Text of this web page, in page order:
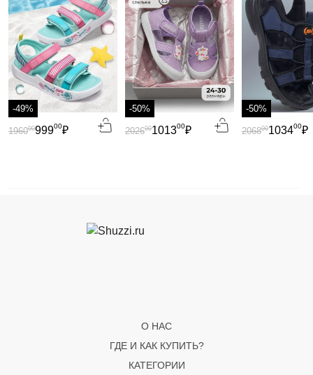
-49%
99900₽
196000
-50%
101300₽
202600
-50%
103400₽
206800
О НАС
ГДЕ И КАК КУПИТЬ?
КАТЕГОРИИ